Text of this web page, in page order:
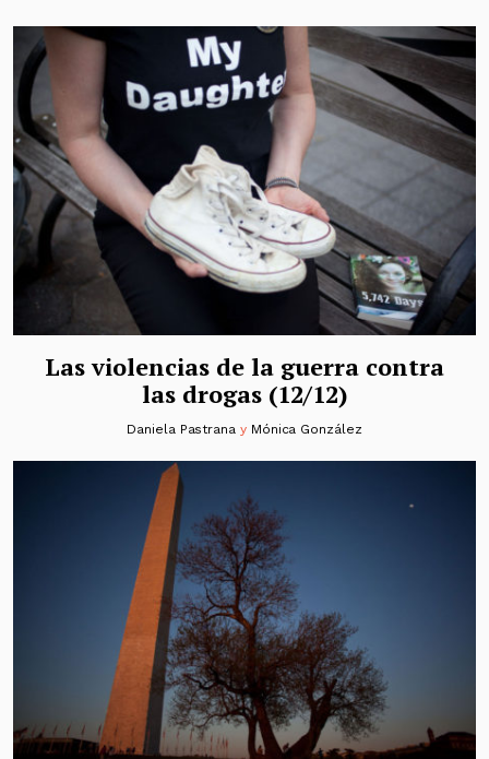
Las violencias de la guerra contra
las drogas (12/12)
Daniela Pastrana y Mónica González